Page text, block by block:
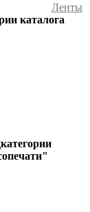
Ленты
каталога